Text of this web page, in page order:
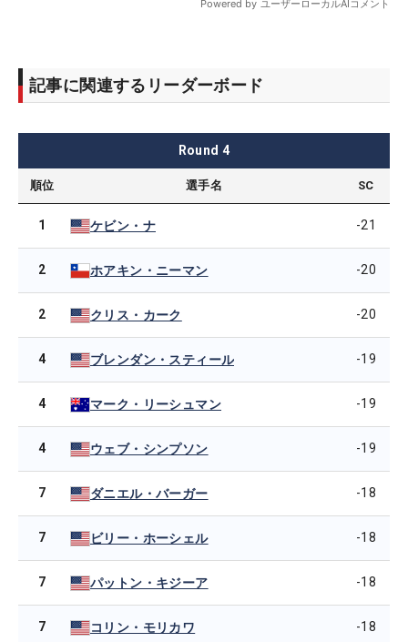
記事に関連するリーダーボード
Round 4
順位 選手名 SC
1 ケビン・ナ -21
2 ホアキン・ニーマン -20
2 クリス・カーク -20
4 ブレンダン・スティール -19
4 マーク・リーシュマン -19
4 ウェブ・シンプソン -19
7 ダニエル・バーガー -18
7 ビリー・ホーシェル -18
7 パットン・キジーア -18
7 コリン・モリカワ -18